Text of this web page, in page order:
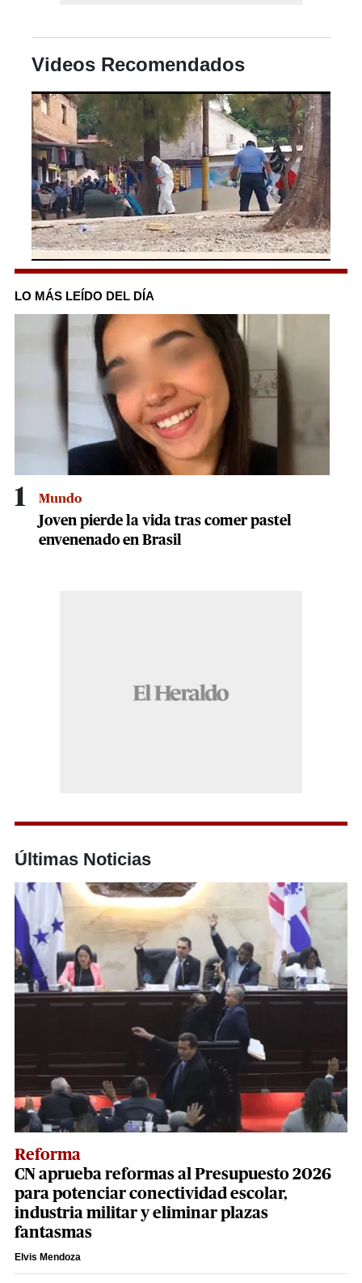
Videos Recomendados
0
of
1
minute,
seconds
LO MÁS LEÍDO DEL DÍA
1 Mundo
Joven pierde la vida tras comer pastel
envenenado en Brasil
Últimas Noticias
Reforma
CN aprueba reformas al Presupuesto 2026
para potenciar conectividad escolar,
industria militar y eliminar plazas
fantasmas
Elvis Mendoza